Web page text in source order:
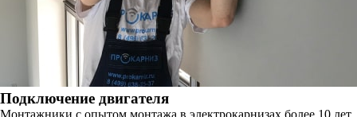
Подключение двигателя
Монтажники с опытом монтажа в электрокарнизах более 10 лет,